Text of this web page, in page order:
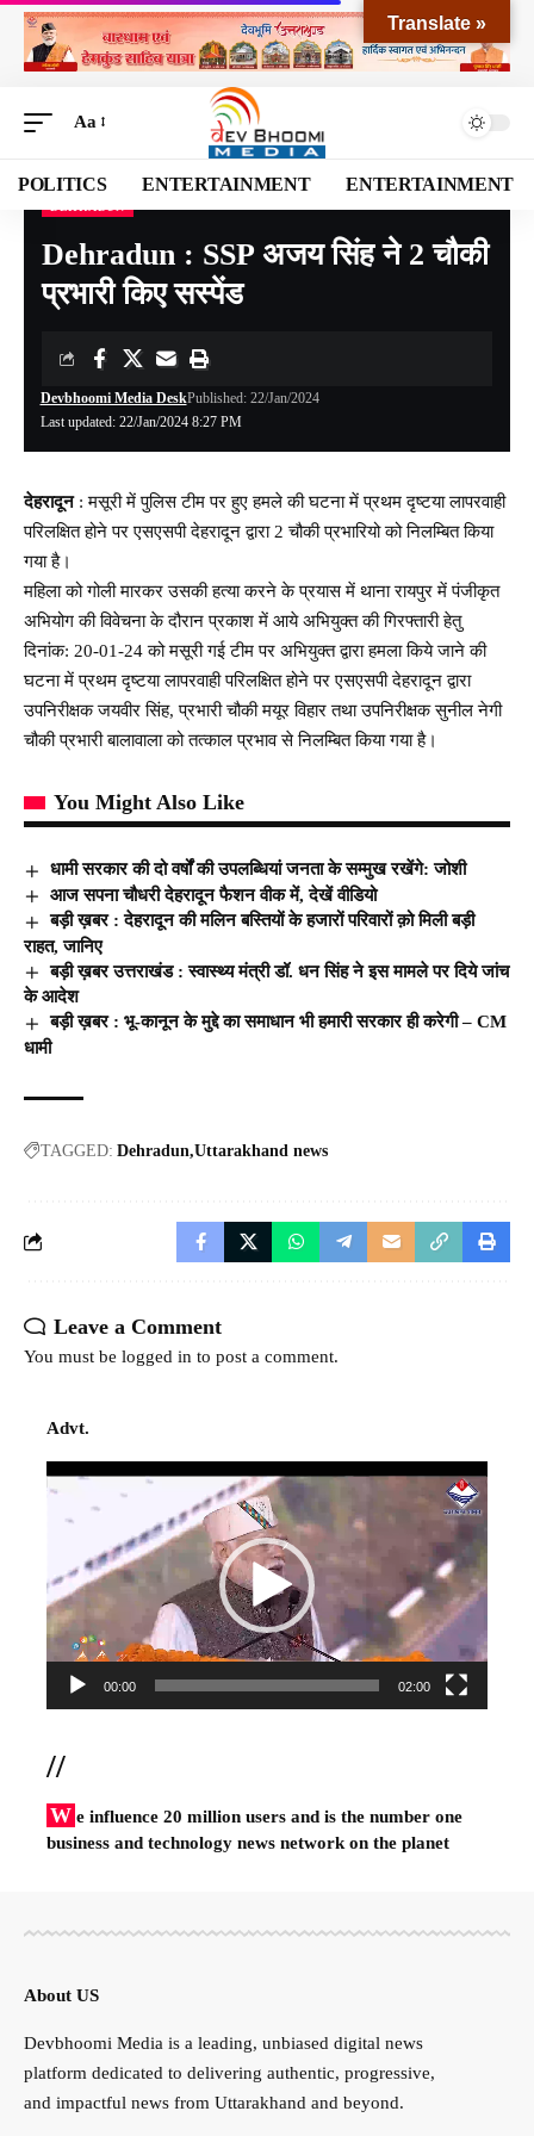
Aa
POLITICS ENTERTAINMENT ENTERTAINMENT
Devbhoomi Media NATIONAL>UTTARAKHAND> DEHRADUN>
Dehradun : SSP अजय सिंह ने 2 चौकी
प्रभारी किए सस्पेंड
Last updated: 22/Jan/2024 8:27 PM
Devbhoomi Media DeskPublished: 22/Jan/2024
देहरादून: मसूरी में पुलिस टीम पर हुए हमले की घटना में प्रथम दृष्टया लापरवाही
परिलक्षित होने पर एसएसपी देहरादून द्वारा 2 चौकी प्रभारियो को निलम्बित किया
गया है।
महिला को गोली मारकर उसकी हत्या करने के प्रयास में थाना रायपुर में पंजीकृत
अभियोग की विवेचना के दौरान प्रकाश में आये अभियुक्त की गिरफ्तारी हेतु
दिनांक: 20-01-24 को मसूरी गई टीम पर अभियुक्त द्वारा हमला किये जाने की
घटना में प्रथम दृष्टया लापरवाही परिलक्षित होने पर एसएसपी देहरादून द्वारा
उपनिरीक्षक जयवीर सिंह, प्रभारी चौकी मयूर विहार तथा उपनिरीक्षक सुनील नेगी
चौकी प्रभारी बालावाला को तत्काल प्रभाव से निलम्बित किया गया है।
You Might Also Like
धामी सरकार की दो वर्षों की उपलब्धियां जनता के सम्मुख रखेंगे: जोशी
आज सपना चौधरी देहरादून फैशन वीक में, देखें वीडियो
बड़ी ख़बर : देहरादून की मलिन बस्तियों के हजारों परिवारों क़ो मिली बड़ी
राहत, जानिए
बड़ी ख़बर उत्तराखंड : स्वास्थ्य मंत्री डॉ. धन सिंह ने इस मामले पर दिये जांच
के आदेश
बड़ी ख़बर : भू-कानून के मुद्दे का समाधान भी हमारी सरकार ही करेगी – CM
धामी
TAGGED: Dehradun Uttarakhand news
Leave a Comment
You must be logged in to post a comment.
Advt.
Video
00:00 02:00
//
W e influence 20 million users and is the number one
business and technology news network on the planet
About US
Devbhoomi Media is a leading, unbiased digital news
platform dedicated to delivering authentic, progressive,
and impactful news from Uttarakhand and beyond.
Translate »